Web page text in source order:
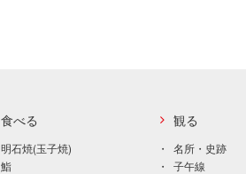
食べる
明石焼(玉子焼)
鮨
観る
名所・史跡
子午線